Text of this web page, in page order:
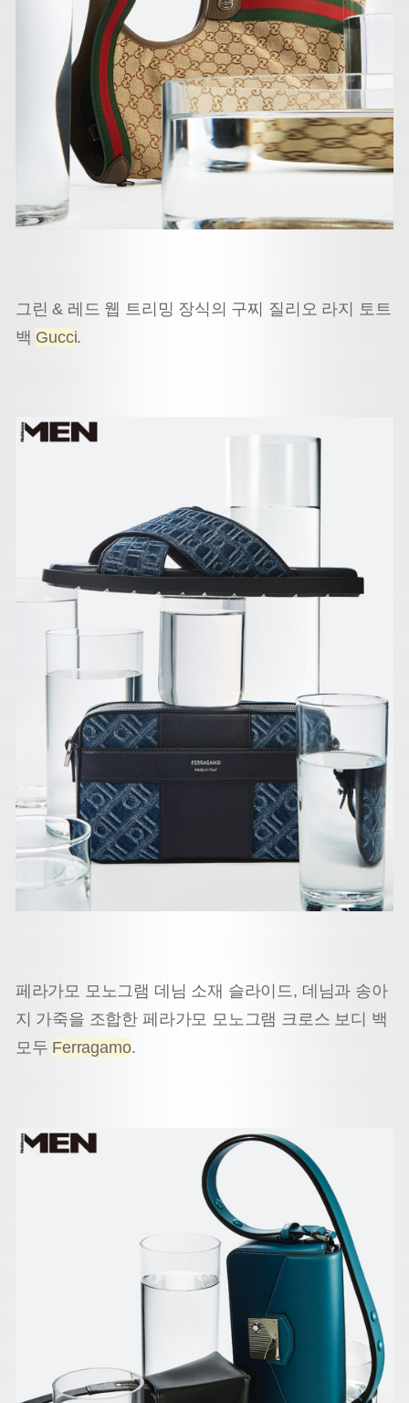
그린 & 레드 웹 트리밍 장식의 구찌 질리오 라지 토트
백 Gucci.
페라가모 모노그램 데님 소재 슬라이드, 데님과 송아
지 가죽을 조합한 페라가모 모노그램 크로스 보디 백
모두 Ferragamo.